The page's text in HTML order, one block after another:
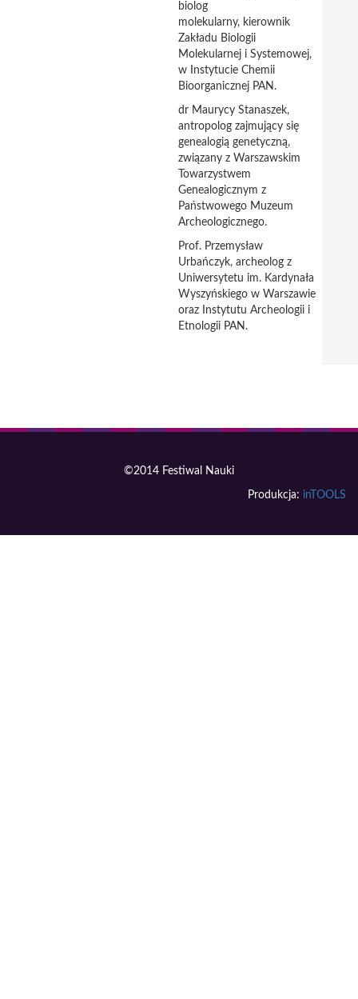
biolog
molekularny, kierownik
Zakładu Biologii
Molekularnej i Systemowej,
w Instytucie Chemii
Bioorganicznej PAN.
dr Maurycy Stanaszek,
antropolog zajmujący się
genealogią genetyczną,
związany z Warszawskim
Towarzystwem
Genealogicznym z
Państwowego Muzeum
Archeologicznego.
Prof. Przemysław
Urbańczyk, archeolog z
Uniwersytetu im. Kardynała
Wyszyńskiego w Warszawie
oraz Instytutu Archeologii i
Etnologii PAN.
©2014 Festiwal Nauki
Produkcja: inTOOLS